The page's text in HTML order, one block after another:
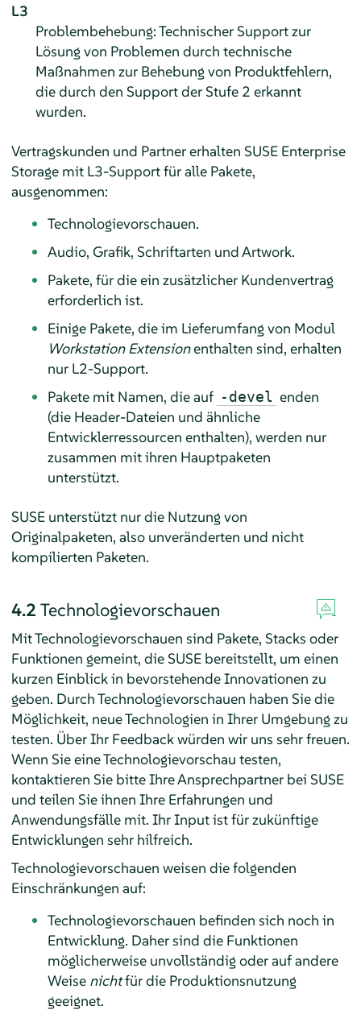
L3
Problembehebung: Technischer Support zur
Lösung von Problemen durch technische
Maßnahmen zur Behebung von Produktfehlern,
die durch den Support der Stufe 2 erkannt
wurden.
Vertragskunden und Partner erhalten SUSE Enterprise
Storage mit L3-Support für alle Pakete,
ausgenommen:
Technologievorschauen.
Audio, Grafik, Schriftarten und Artwork.
Pakete, für die ein zusätzlicher Kundenvertrag
erforderlich ist.
Einige Pakete, die im Lieferumfang von Modul
Workstation Extensionenthalten sind, erhalten
nur L2-Support.
Pakete mit Namen, die auf -devel enden
(die Header-Dateien und ähnliche
Entwicklerressourcen enthalten), werden nur
zusammen mit ihren Hauptpaketen
unterstützt.
SUSE unterstützt nur die Nutzung von
Originalpaketen, also unveränderten und nicht
kompilierten Paketen.
4.2 Technologievorschauen
Mit Technologievorschauen sind Pakete, Stacks oder
Funktionen gemeint, die SUSE bereitstellt, um einen
kurzen Einblick in bevorstehende Innovationen zu
geben. Durch Technologievorschauen haben Sie die
Möglichkeit, neue Technologien in Ihrer Umgebung zu
testen. Über Ihr Feedback würden wir uns sehr freuen.
Wenn Sie eine Technologievorschau testen,
kontaktieren Sie bitte Ihre Ansprechpartner bei SUSE
und teilen Sie ihnen Ihre Erfahrungen und
Anwendungsfälle mit. Ihr Input ist für zukünftige
Entwicklungen sehr hilfreich.
Technologievorschauen weisen die folgenden
Einschränkungen auf:
Technologievorschauen befinden sich noch in
Entwicklung. Daher sind die Funktionen
möglicherweise unvollständig oder auf andere
Weise nichtfür die Produktionsnutzung
geeignet.